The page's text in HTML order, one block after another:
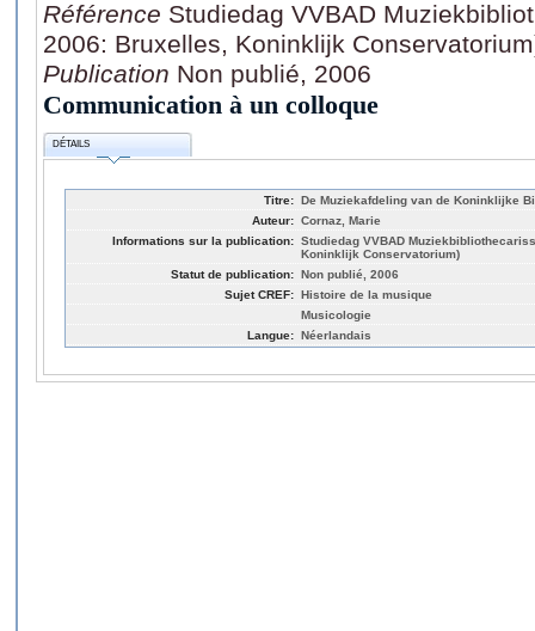
Référence Studiedag VVBAD
2006: Bruxelles, Koninklijk
Publication Non publié, 2006
Communication à un colloque
DÉTAILS
Titre: De Muziekafdeling van de Koninklijke
Auteur: Cornaz, Marie
Informations sur la publication: Studiedag VVBAD
Koninklijk Conservatorium)
Statut de publication: Non publié, 2006
Sujet CREF: Histoire de la musique
Musicologie
Langue: Néerlandais